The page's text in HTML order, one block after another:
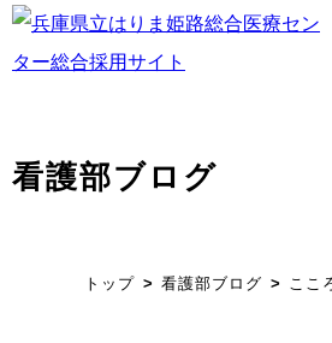
はり姫について
看護部ブログ
トップ 看護部ブログ ここ